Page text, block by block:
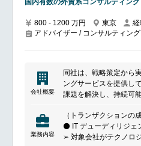
ます。
■業務のやりがい：
企業の技術カーブアウ
ン活動によって新規事
事業の柱へと導いてい
サルティングという仕
い。
Career path
the strategy within.
departments other
Training and
I can take advantage
collection, which is a
the world and more
called "Knowledge
how. It has
home and abroad, a
800 - 1200 万円 東京
アドバイザー / コンサルティング
会社概要
同社は、戦略策定から
ングサービスを提供し
課題を解決し、持続可
戦略の立案やビジネス
テクノロジーの導入や
ョンにおいてもリーデ
業務内容
（トランザクションの
⚫ IT デューディリジェ
➢ 対象会社がテクノロ